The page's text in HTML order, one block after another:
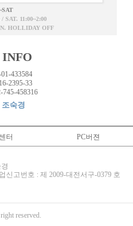
SAT. 11:00~2:00
HOLLIDAY OFF
433584
2395-33
745-458316
숙경
터 PC버젼
신고번호 : 제 2009-대전서구-0379 호
reserved.